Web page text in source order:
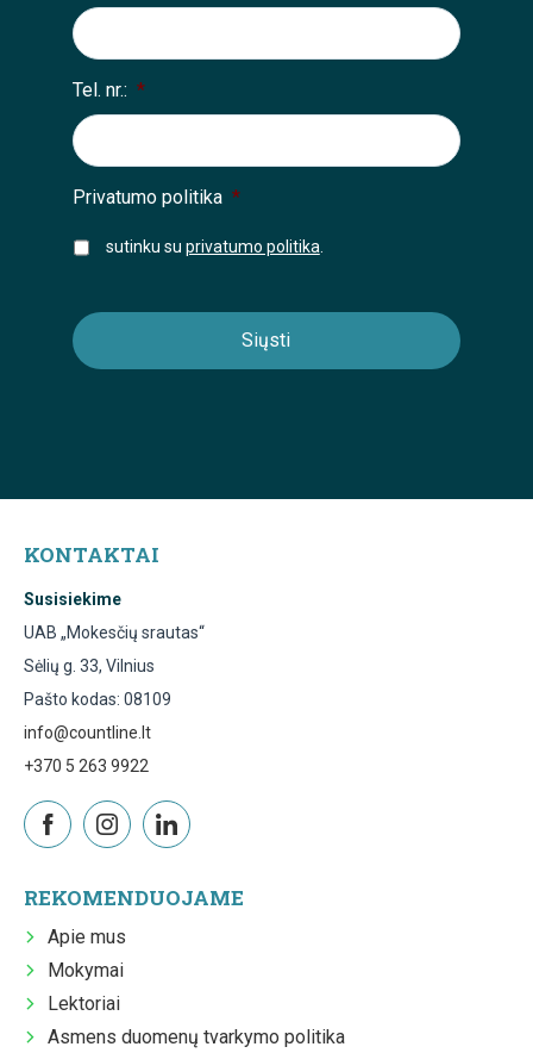
Tel. nr.: *
Privatumo politika *
sutinku su privatumo politika
KONTAKTAI
Susisiekime
UAB „Mokesčių srautas“
Sėlių g. 33, Vilnius
Pašto kodas: 08109
info@countline.lt
+370 5 263 9922
REKOMENDUOJAME
Apie mus
Mokymai
Lektoriai
Asmens duomenų tvarkymo politika